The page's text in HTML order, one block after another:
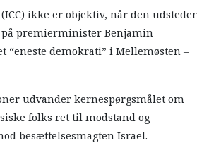
ikke er objektiv, når den udsteder
premierminister Benjamin
“eneste demokrati” i Mellemøsten –
udvander kernespørgsmålet om
folks ret til modstand og
besættelsesmagten Israel.